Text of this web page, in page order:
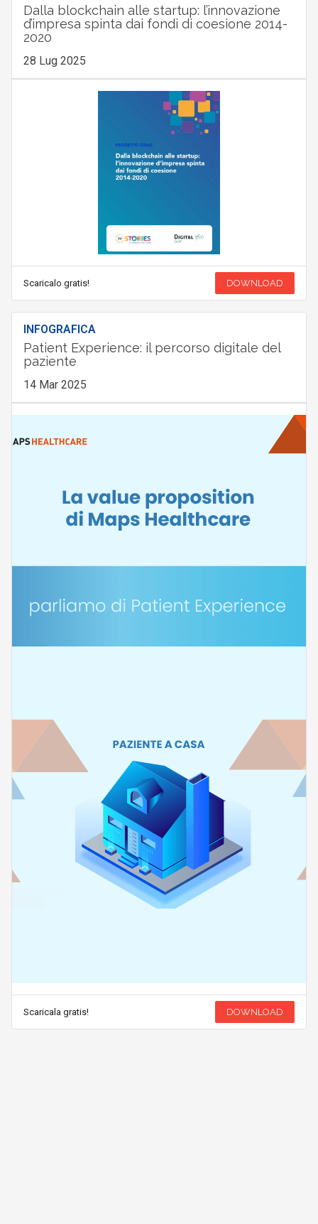
Dalla blockchain alle startup: l’innovazione
d’impresa spinta dai fondi di coesione 2014-
2020
28 Lug 2025
Scaricalo gratis! DOWNLOAD
INFOGRAFICA
Patient Experience: il percorso digitale del
paziente
14 Mar 2025
Scaricala gratis! DOWNLOAD